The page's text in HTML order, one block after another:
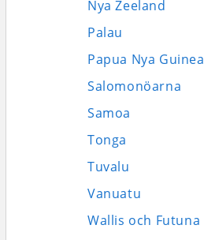
Nya Zeeland
Palau
Papua Nya Guinea
Salomonöarna
Samoa
Tonga
Tuvalu
Vanuatu
Wallis och Futuna